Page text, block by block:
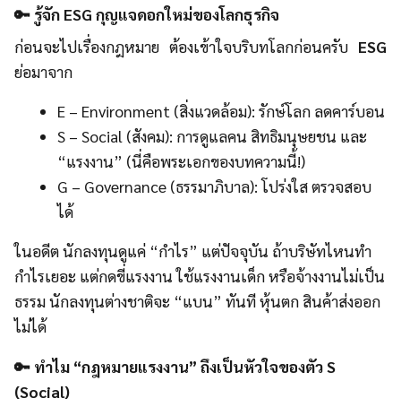
🔑 รู้จัก ESG กุญแจดอกใหม่ของโลกธุรกิจ
ก่อนจะไปเรื่องกฎหมาย ต้องเข้าใจบริบทโลกก่อนครับ ESG
ย่อมาจาก
E – Environment (สิ่งแวดล้อม): รักษ์โลก ลดคาร์บอน
S – Social (สังคม): การดูแลคน สิทธิมนุษยชน และ
“แรงงาน” (นี่คือพระเอกของบทความนี้!)
G – Governance (ธรรมาภิบาล): โปร่งใส ตรวจสอบ
ได้
ในอดีต นักลงทุนดูแค่ “กำไร” แต่ปัจจุบัน ถ้าบริษัทไหนทำ
กำไรเยอะ แต่กดขี่แรงงาน ใช้แรงงานเด็ก หรือจ้างงานไม่เป็น
ธรรม นักลงทุนต่างชาติจะ “แบน” ทันที หุ้นตก สินค้าส่งออก
ไม่ได้
🔑 ทำไม “กฎหมายแรงงาน” ถึงเป็นหัวใจของตัว S
(Social)